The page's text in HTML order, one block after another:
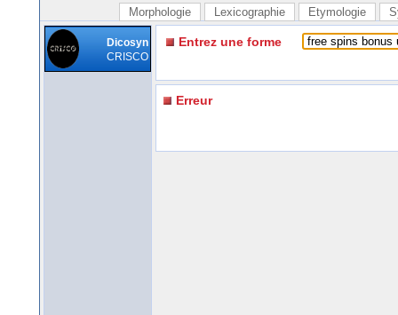
Morphologie Lexicographie Etymologie
Dicosyn
CRISCO
Entrez une forme
Erreur